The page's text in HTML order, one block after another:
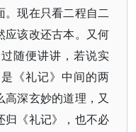
。现在只看二程自二
应该改还古本。又何
随便讲讲，若说实
《礼记》中间的两
深玄妙的道理，又
归《礼记》，也不必